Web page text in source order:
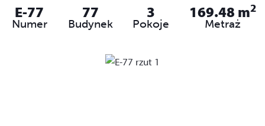
E-77
Numer
77
Budynek
3
Pokoje
169.48 m2
Metraż